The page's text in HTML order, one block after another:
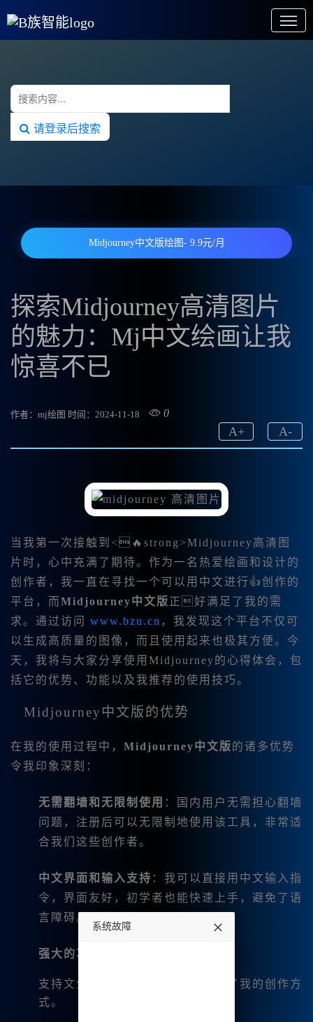
请登录后搜索
Midjourney中文版绘图- 9.9元/月
探索Midjourney高清图片
的魅力：Mj中文绘画让我
惊喜不已
作者：mj绘图 时间：2024-11-18 0
A-
A+
当我第一次接触到<🔥strong>Midjourney高清图
片时，心中充满了期待。作为一名热爱绘画和设计的
创作者，我一直在寻找一个可以用中文进行👍创作的
平台，而Midjourney中文版正好满足了我的需
求。通过访问 www.bzu.cn ，我发现这个平台不仅可
以生成高质量的图像，而且使用起来也极其方便。今
天，我将与大家分享使用Midjourney的心得体会，包
括它的优势、功能以及我推荐的使用技巧。
Midjourney中文版的优势
在我的使用过程中， Midjourney中文版的诸多优势
令我印象深刻：
无需翻墙和无限制使用 ：国内用户无需担心翻墙
问题，注册后可以无限制地使用该工具，非常适
合我们这些创作者。
中文界面和输入支持 ：我可以直接用中文输入指
令，界面友好，初学者也能快速上手，避免了语
言障碍。
强大的功能
支持文生图、图生图，极大地丰富了我的创作方
式。
系统故障